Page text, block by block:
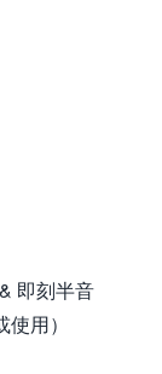
即刻半音
用）